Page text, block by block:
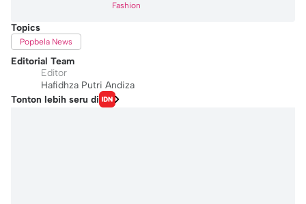
Fashion
Topics
Popbela News
Editorial Team
Editor
Hafidhza Putri Andiza
Tonton lebih seru di